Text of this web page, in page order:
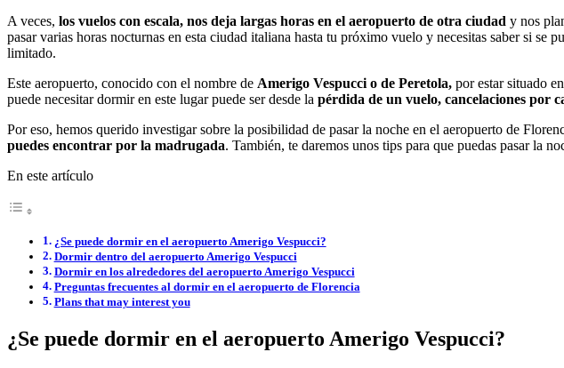
A veces, los vuelos con escala, nos deja largas horas en el aeropuerto de otra ciudad y nos
pasar varias horas nocturnas en esta ciudad italiana hasta tu próximo vuelo y necesitas saber si
limitado.
Este aeropuerto, conocido con el nombre de Amerigo Vespucci o de Peretola, por estar situado
puede necesitar dormir en este lugar puede ser desde la pérdida de un vuelo, cancelaciones por
Por eso, hemos querido investigar sobre la posibilidad de pasar la noche en el aeropuerto de
puedes encontrar por la madrugada. También, te daremos unos tips para que puedas pasar la
En este artículo
¿Se puede dormir en el aeropuerto Amerigo Vespucci?
Dormir dentro del aeropuerto Amerigo Vespucci
Dormir en los alrededores del aeropuerto Amerigo Vespucci
Preguntas frecuentes al dormir en el aeropuerto de Florencia
Plans that may interest you
¿Se puede dormir en el aeropuerto Amerigo Vespucci?